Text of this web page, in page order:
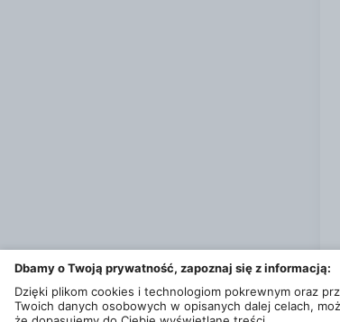
Dbamy o Twoją prywatność, zapoznaj się z informacją:
Dzięki plikom cookies i technologiom pokrewnym oraz
Twoich danych osobowych w opisanych dalej celach,